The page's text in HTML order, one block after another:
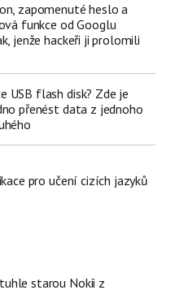
zapomenuté heslo a
funkce od Googlu
jenže hackeři ji prolomili
USB flash disk? Zde je
přenést data z jednoho
pro učení cizích jazyků
starou Nokii z